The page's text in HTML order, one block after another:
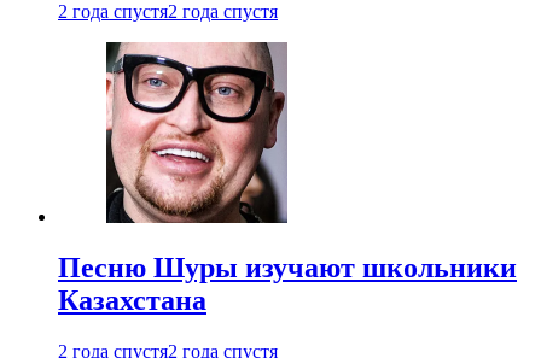
2 года спустя2 года спустя
Песню Шуры изучают школьники
Казахстана
2 года спустя2 года спустя